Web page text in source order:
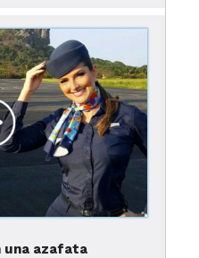
hayan sido
consejos de
con un
ylos
en tu
viaje.
una azafata